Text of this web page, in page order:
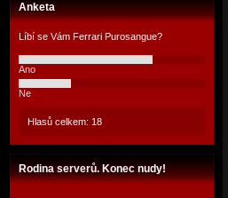
Anketa
Líbí se Vám Ferrari Purosangue?
Ano
Ne
Hlasů celkem: 18
Rodina serverů. Konec nudy!